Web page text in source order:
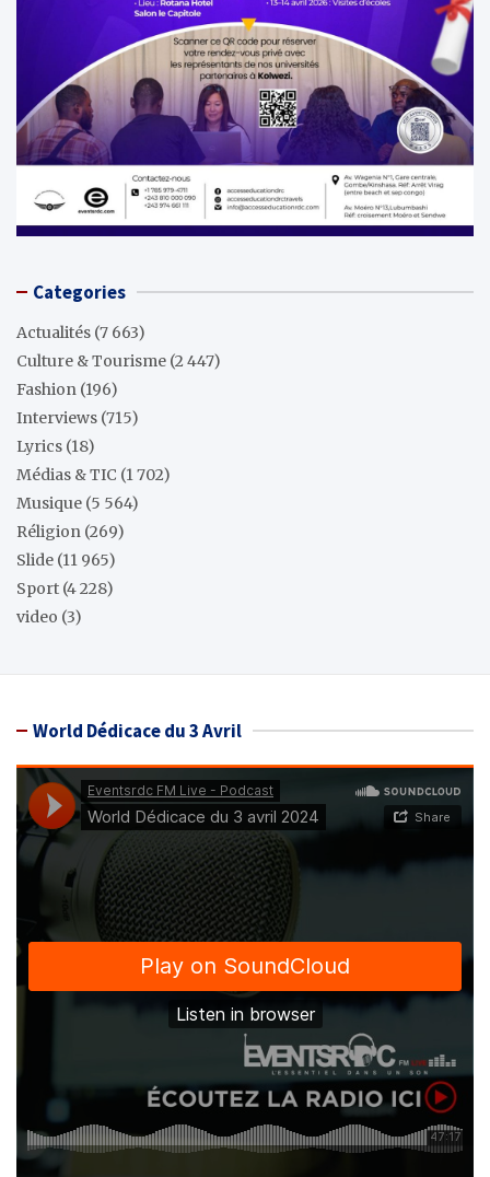
Categories
Actualités (7 663)
Culture & Tourisme (2 447)
Fashion (196)
Interviews (715)
Lyrics (18)
Médias & TIC (1 702)
Musique (5 564)
Réligion (269)
Slide (11 965)
Sport (4 228)
video (3)
World Dédicace du 3 Avril